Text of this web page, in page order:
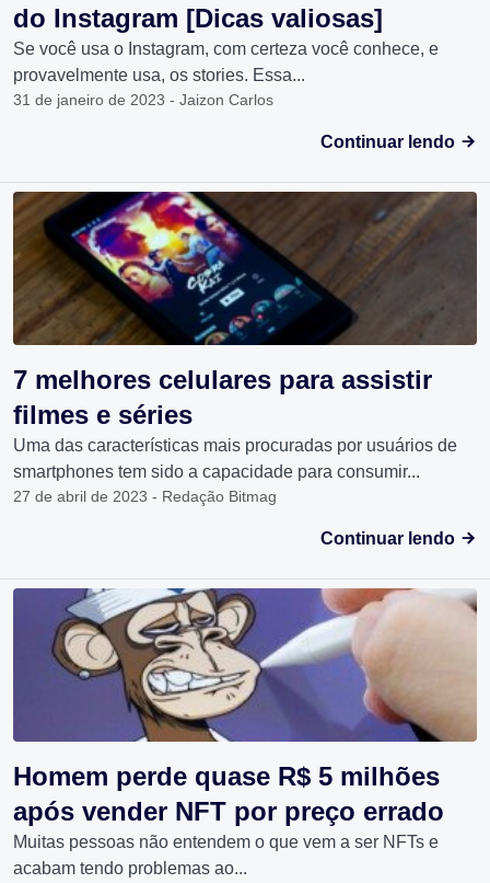
do Instagram [Dicas valiosas]
Se você usa o Instagram, com certeza você conhece, e
provavelmente usa, os stories. Essa...
31 de janeiro de 2023 - Jaizon Carlos
Continuar lendo
7 melhores celulares para assistir
filmes e séries
Uma das características mais procuradas por usuários de
smartphones tem sido a capacidade para consumir...
27 de abril de 2023 - Redação Bitmag
Continuar lendo
Homem perde quase R$ 5 milhões
após vender NFT por preço errado
Muitas pessoas não entendem o que vem a ser NFTs e
acabam tendo problemas ao...